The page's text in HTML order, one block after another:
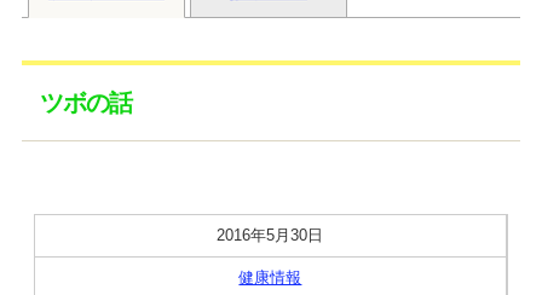
ツボの話
2016年5月30日
健康情報